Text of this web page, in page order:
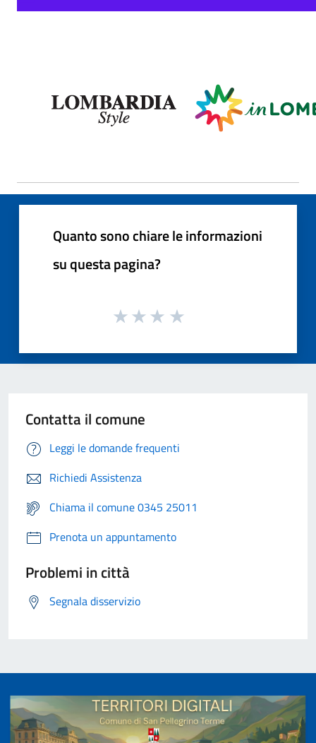
Quanto sono chiare le informazioni
su questa pagina?
Contatta il comune
Leggi le domande frequenti
Richiedi Assistenza
Chiama il comune 0345 25011
Prenota un appuntamento
Problemi in città
Segnala disservizio